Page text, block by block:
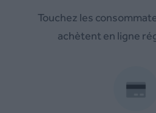
Touchez les
achètent en ligne